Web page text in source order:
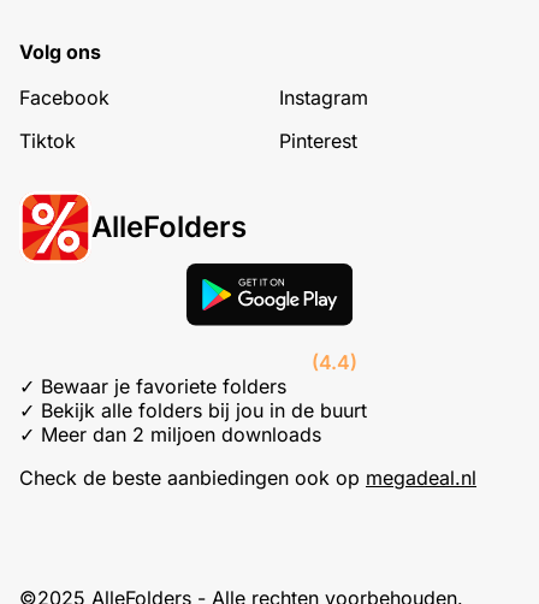
Volg ons
Facebook
Instagram
Tiktok
Pinterest
AlleFolders
(4.4)
✓ Bewaar je favoriete folders
✓ Bekijk alle folders bij jou in de buurt
✓ Meer dan 2 miljoen downloads
Check de beste aanbiedingen ook op megadeal.nl
©2025 AlleFolders - Alle rechten voorbehouden.